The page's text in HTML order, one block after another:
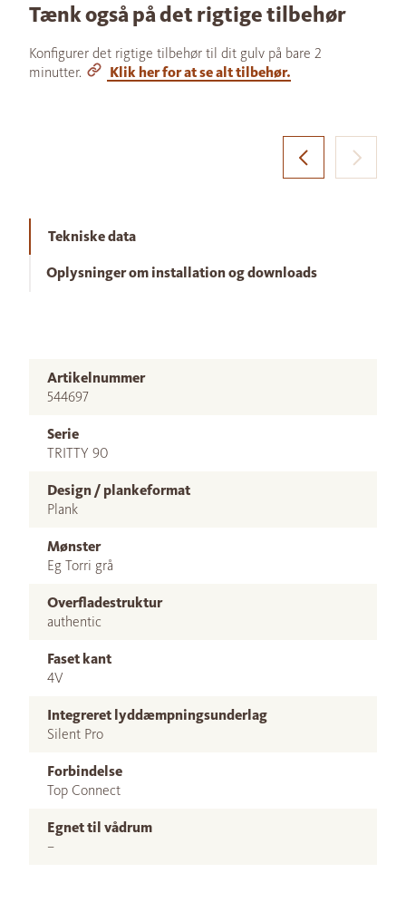
Tænk også på det rigtige tilbehør
Konfigurer det rigtige tilbehør til dit gulv på bare 2
minutter.
Klik her for at se alt tilbehør.
Tekniske data
Oplysninger om installation og downloads
Artikelnummer
544697
Serie
TRITTY 90
Design / plankeformat
Plank
Mønster
Eg Torri grå
Overfladestruktur
authentic
Faset kant
4V
Integreret lyddæmpningsunderlag
Silent Pro
Forbindelse
Top Connect
Egnet til vådrum
–